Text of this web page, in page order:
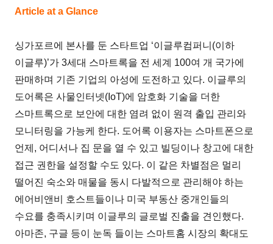
Article at a Glance
싱가포르에 본사를 둔 스타트업 ‘이글루컴퍼니(이하
이글루)’가 3세대 스마트록을 전 세계 100여 개 국가에
판매하며 기존 기업의 아성에 도전하고 있다. 이글루의
도어록은 사물인터넷(IoT)에 암호화 기술을 더한
스마트록으로 보안에 대한 염려 없이 원격 출입 관리와
모니터링을 가능케 한다. 도어록 이용자는 스마트폰으로
언제, 어디서나 집 문을 열 수 있고 빌딩이나 창고에 대한
접근 권한을 설정할 수도 있다. 이 같은 차별점은 멀리
떨어진 숙소와 매물을 동시 다발적으로 관리해야 하는
에어비앤비 호스트들이나 미국 부동산 중개인들의
수요를 충족시키며 이글루의 글로벌 진출을 견인했다.
아마존, 구글 등이 눈독 들이는 스마트홈 시장의 확대도